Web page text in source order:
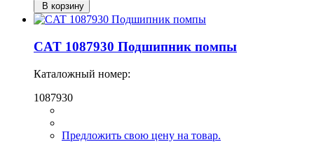
В корзину
CAT 1087930 Подшипник помпы
Каталожный номер:
1087930
Предложить свою цену на товар.